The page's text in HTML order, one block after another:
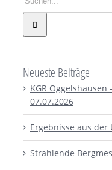
Neueste Beiträge
KGR
07.07.2026
Ergebnisse aus der
Strahlende